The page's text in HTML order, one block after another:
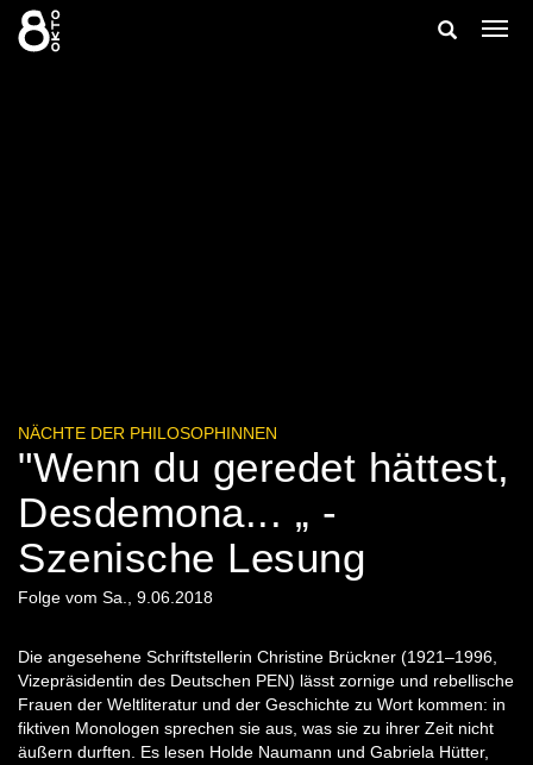
Zum
Inhalt
springen
Suche
NÄCHTE DER PHILOSOPHINNEN
"Wenn du geredet hättest,
Desdemona... „ -
Szenische Lesung
Folge vom Sa., 9.06.2018
Die angesehene Schriftstellerin Christine Brückner (1921–1996,
Vizepräsidentin des Deutschen PEN) lässt zornige und rebellische
Frauen der Weltliteratur und der Geschichte zu Wort kommen: in
fiktiven Monologen sprechen sie aus, was sie zu ihrer Zeit nicht
äußern durften. Es lesen Holde Naumann und Gabriela Hütter,